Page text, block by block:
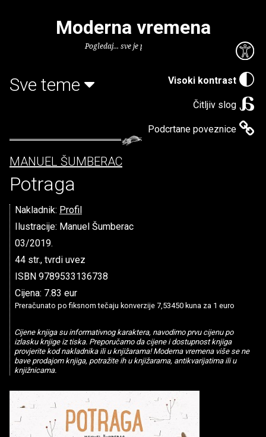
Visoki kontrast
Čitljiv slog
Podcrtane poveznice
Moderna vremena
Pogledaj... sve je puno knjiga.
Sve teme
MANUEL ŠUMBERAC
Potraga
Nakladnik: Profil
Ilustracije: Manuel Šumberac
03/2019.
44 str., tvrdi uvez
ISBN 9789533136738
Cijena: 7.83 eur
Preračunato po fiksnom tečaju konverzije 7,53450 kuna za 1 euro
Cijene knjiga su informativnog karaktera, navodimo prvu cijenu po
izlasku knjige iz tiska. Preporučamo da cijene i dostupnost knjiga
provjerite kod nakladnika ili u knjižarama! Moderna vremena više se ne
bave prodajom knjiga, potražite ih u knjižarama, antikvarijatima ili u
knjižnicama.